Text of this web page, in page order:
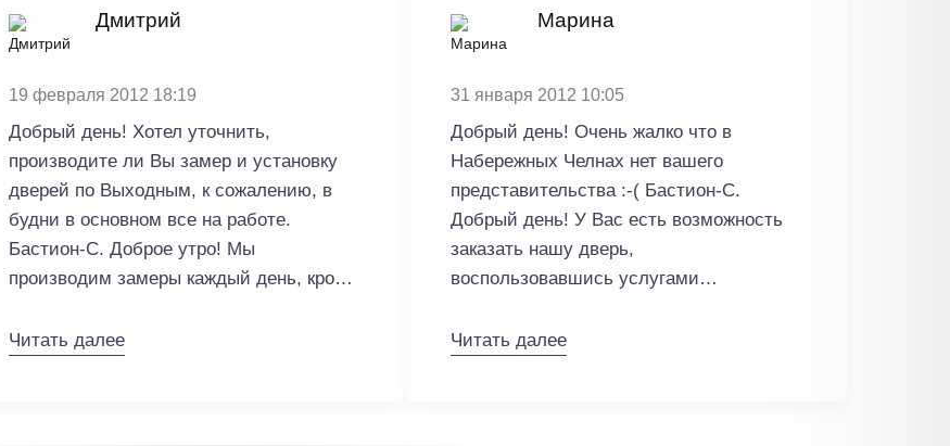
временную накладку, стоимость которой
составляет 1500р. Стоимость доставки
2500р. + стоимость самой накладки
(зависит от выбранного рисунка).
Дмитрий
19 февраля 2012 18:19
Добрый день! Хотел уточнить,
производите ли Вы замер и установку
дверей по Выходным, к сожалению, в
будни в основном все на работе.
Бастион-С. Доброе утро! Мы
производим замеры каждый день, кроме
производится только в тех домах, где
Читать далее
Марина
31 января 2012 10:05
Добрый день! Очень жалко что в
Набережных Челнах нет вашего
представительства :-( Бастион-С.
Добрый день! У Вас есть возможность
заказать нашу дверь,
воспользовавшись услугами
согласовать с нашим консультантом
Читать далее